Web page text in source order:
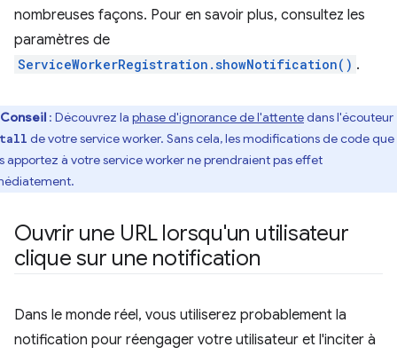
nombreuses façons. Pour en savoir plus, consultez les
paramètres de
ServiceWorkerRegistration.showNotification() .
Conseil : Découvrez la phase d'ignorance de l'attentedans l'écouteur
de votre service worker. Sans cela, les modifications de code que
apportez à votre service worker ne prendraient pas effet
Ouvrir une URL lorsqu'un utilisateur
clique sur une notification
Dans le monde réel, vous utiliserez probablement la
notification pour réengager votre utilisateur et l'inciter à